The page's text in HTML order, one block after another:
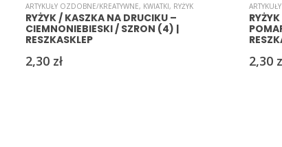
ARTYKUŁY OZDOBNE/KREATYWNE, KWIATKI, RYŻYK
RYŻYK / KASZKA NA DRUCIKU –
CIEMNONIEBIESKI / SZRON (4) |
RESZKASKLEP
2,30 zł 2,30